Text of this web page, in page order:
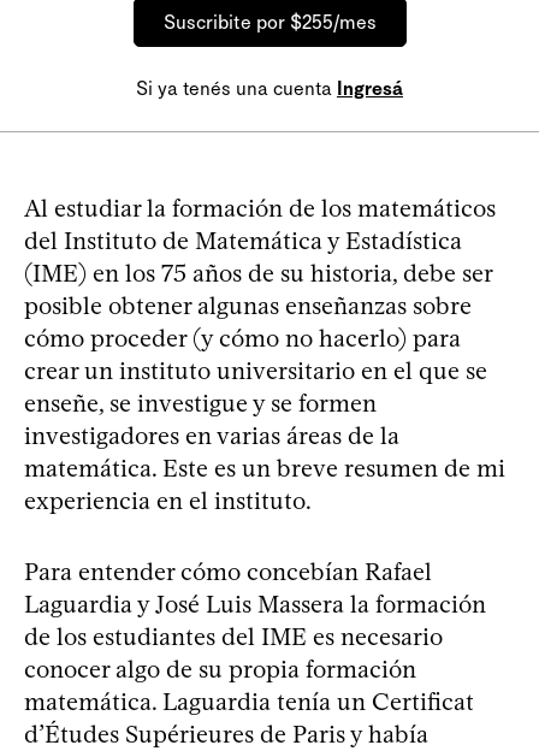
Suscribite por $255/mes
Si ya tenés una cuenta Ingresá
Al estudiar la formación de los matemáticos
del Instituto de Matemática y Estadística
(IME) en los 75 años de su historia, debe ser
posible obtener algunas enseñanzas sobre
cómo proceder (y cómo no hacerlo) para
crear un instituto universitario en el que se
enseñe, se investigue y se formen
investigadores en varias áreas de la
matemática. Este es un breve resumen de mi
experiencia en el instituto.
Para entender cómo concebían Rafael
Laguardia y José Luis Massera la formación
de los estudiantes del IME es necesario
conocer algo de su propia formación
matemática. Laguardia tenía un Certificat
d’Études Supérieures de Paris y había